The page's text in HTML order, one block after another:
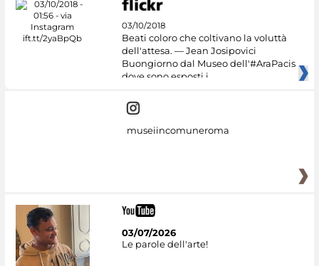
03/10/2018
Beati coloro che coltivano la voluttà
dell'attesa. — Jean Josipovici
Buongiorno dal Museo dell'#AraPacis
dove sono esposti i
museiincomuneroma
03/07/2026
Le parole dell'arte!